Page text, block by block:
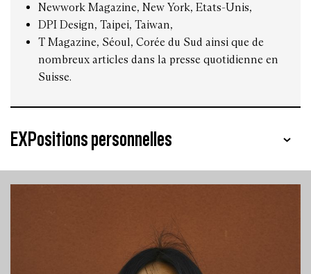
Newwork Magazine, New York, Etats-Unis,
DPI Design, Taipei, Taiwan,
T Magazine, Séoul, Corée du Sud ainsi que de
nombreux articles dans la presse quotidienne en
Suisse.
EXPositions personnelles
esthétique, politique XXVIIe Rencontres
de la photographie Galerie Arena, Arles, France